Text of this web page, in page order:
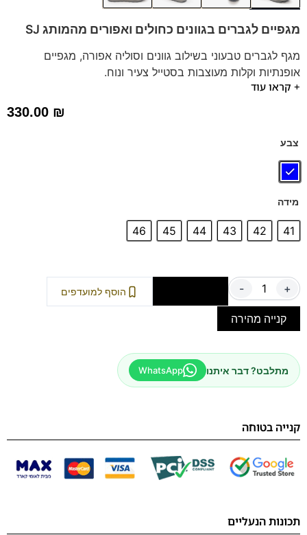
מגפיים לגברים בגוונים כחולים ואפורים מהמותג SJ
מגף לגברים טבעוני בשילוב גוונים וסוליה אפורה, מגפיים
אופנתיות וקלות מעוצבות בסטייל צעיר ונוח.
המגפיים מתאימות למגוון סגנונות הלבוש.
+ קראו עוד
330.00 ₪
צבע
מידה
41
42
43
44
45
46
- + הוסף למועדפים
קנייה מהירה
מתלבט? דבר איתנו WhatsApp
קנייה בטוחה
תכונות הנעליים